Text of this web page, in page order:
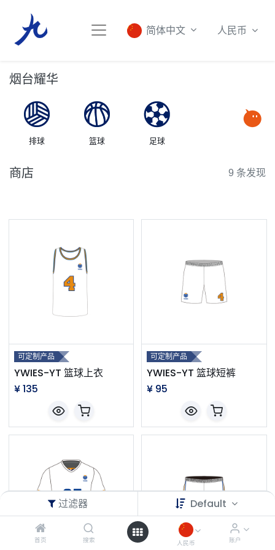
过滤器 Default
首页 搜索 人民币 账户
简体中文 人民币
烟台耀华
排球 篮球 足球
商店 9 条发现
可定制产品
YWIES-YT 篮球上衣
¥135
可定制产品
YWIES-YT 篮球短裤
¥ 95